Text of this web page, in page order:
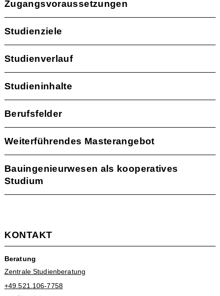
Zugangsvoraussetzungen
Studienziele
Studienverlauf
Studieninhalte
Berufsfelder
Weiterführendes Masterangebot
Bauingenieurwesen als kooperatives
Studium
KONTAKT
Beratung
Zentrale Studienberatung
+49.521.106-7758